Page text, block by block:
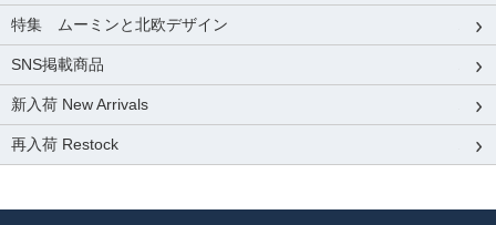
特集 ムーミンと北欧デザイン
SNS掲載商品
新入荷 New Arrivals
再入荷 Restock